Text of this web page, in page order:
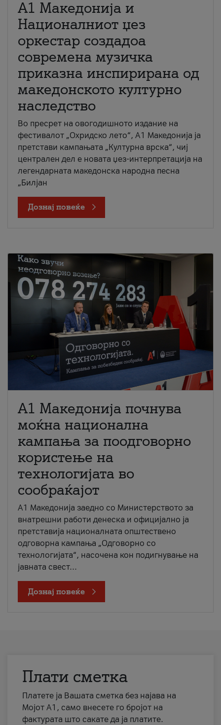
А1 Македонија и
Националниот џез
оркестар создадоа
современа музичка
приказна инспирирана од
македонското културно
наследство
Во пресрет на овогодишното издание на
фестивалот „Охридско лето“, А1 Македонија ја
претстави кампањата „Културна врска“, чиј
централен дел е новата џез-интерпретација на
легендарната македонска народна песна
„Билјан
Дознај повеќе
A1 Македонија почнува
моќна национална
кампања за поодговорно
користење на
технологијата во
сообраќајот
A1 Македонија заедно со Министерството за
внатрешни работи денеска и официјално ја
претставија националната општествено
одговорна кампања „Одговорно со
технологијата“, насочена кон подигнување на
јавната свест...
Дознај повеќе
Плати сметка
Платете ја Вашата сметка без најава на
Мојот А1, само внесете го бројот на
фактурата што сакате да ја платите.